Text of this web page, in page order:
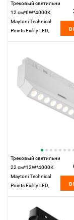
Трековый светильник
12 см*6W*4000К
Maytoni Technical
Points Exility LED,
В
Трековый светильник
22 см*12W*4000К
Maytoni Technical
Points Exility LED,
В